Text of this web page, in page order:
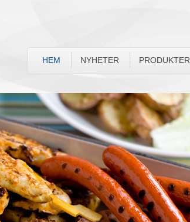
HEM NYHETER PRODUKTER